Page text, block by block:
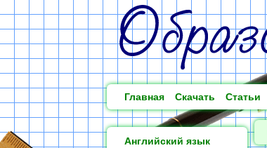
Главная Скачать Статьи
Английский язык